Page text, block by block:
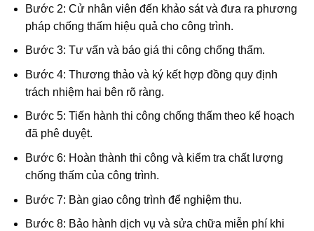
Bước 2: Cử nhân viên đến khảo sát và đưa ra phương
pháp chống thấm hiệu quả cho công trình.
Bước 3: Tư vấn và báo giá thi công chống thấm.
Bước 4: Thương thảo và ký kết hợp đồng quy định
trách nhiệm hai bên rõ ràng.
Bước 5: Tiến hành thi công chống thấm theo kế hoạch
đã phê duyệt.
Bước 6: Hoàn thành thi công và kiểm tra chất lượng
chống thấm của công trình.
Bước 7: Bàn giao công trình để nghiệm thu.
Bước 8: Bảo hành dịch vụ và sửa chữa miễn phí khi